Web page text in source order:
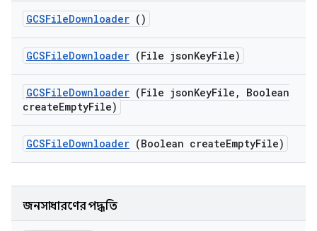
GCSFileDownloader ()
GCSFileDownloader (File jsonKeyFile)
GCSFileDownloader (File jsonKeyFile ,
Boolean
createEmptyFile)
GCSFileDownloader (Boolean createEmptyFile)
জনসাধারণের পদ্ধতি